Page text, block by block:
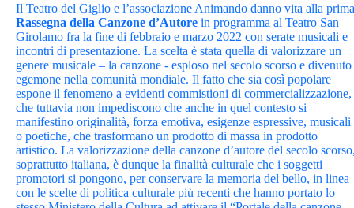
Il Teatro del Giglio e l’associazione Animando danno vita alla prima
Rassegna della Canzone d’Autore in programma al Teatro San
Girolamo fra la fine di febbraio e marzo 2022 con serate musicali e
incontri di presentazione. La scelta è stata quella di valorizzare un
genere musicale – la canzone - esploso nel secolo scorso e divenuto
egemone nella comunità mondiale. Il fatto che sia così popolare
espone il fenomeno a evidenti commistioni di commercializzazione,
che tuttavia non impediscono che anche in quel contesto si
manifestino originalità, forza emotiva, esigenze espressive, musicali
o poetiche, che trasformano un prodotto di massa in prodotto
artistico. La valorizzazione della canzone d’autore del secolo
soprattutto italiana, è dunque la finalità culturale che i soggetti
promotori si pongono, per conservare la memoria del bello, in linea
con le scelte di politica culturale più recenti che hanno portato lo